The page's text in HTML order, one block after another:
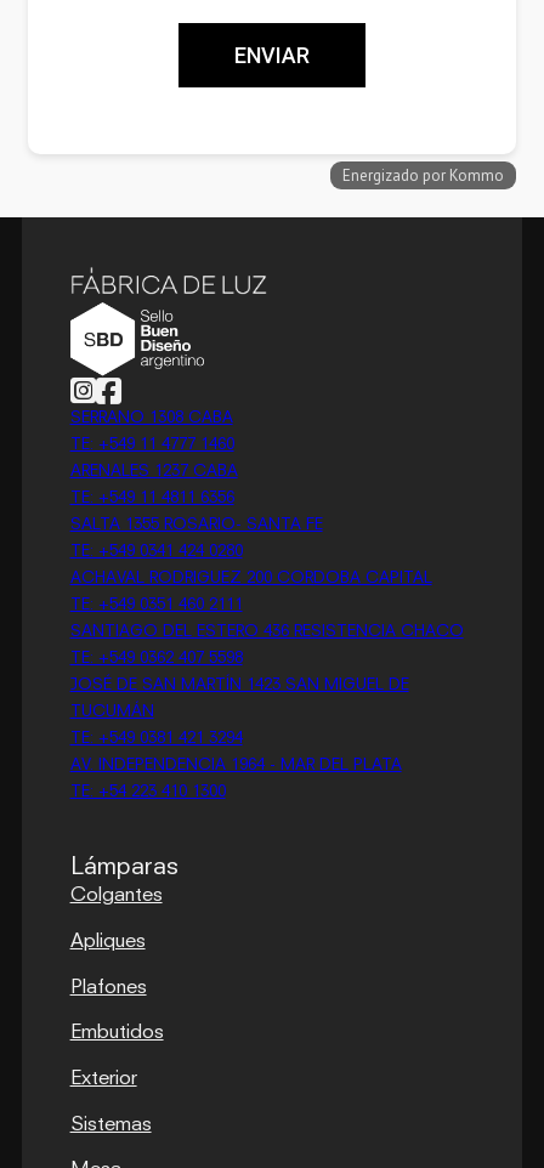
Follow us on Instagram
Follow us on Facebook
SERRANO 1308 CABA
TE: +549 11 4777 1460
ARENALES 1237 CABA
TE: +549 11 4811 6356
SALTA 1355 ROSARIO- SANTA FE
TE: +549 0341 424 0280
ACHAVAL RODRIGUEZ 200 CORDOBA CAPITAL
TE: +549 0351 460 2111
SANTIAGO DEL ESTERO 436 RESISTENCIA CHACO
TE: +549 0362 407 5598
JOSÉ DE SAN MARTÍN 1423 SAN MIGUEL DE
TUCUMÁN
TE: +549 0381 421 3294
AV. INDEPENDENCIA 1964 - MAR DEL PLATA
TE: +54 223 410 1300
Lámparas
Colgantes
Apliques
Plafones
Embutidos
Exterior
Sistemas